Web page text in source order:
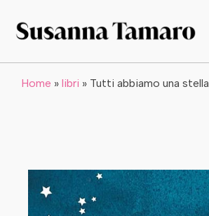
Home » libri » Tutti abbiamo una stella